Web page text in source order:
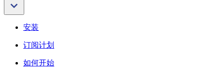
安装
订阅计划
如何开始